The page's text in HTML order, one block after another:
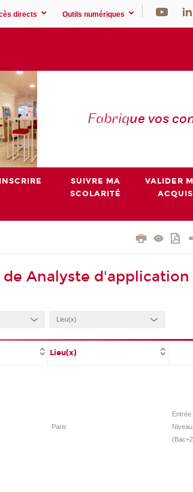
directs Outils numériques
Fabrique vos
SUIVRE MA
SCOLARITÉ
VALIDER
ACQUIS
Analyste d'application
Lieu(x)
Paris
Entrée